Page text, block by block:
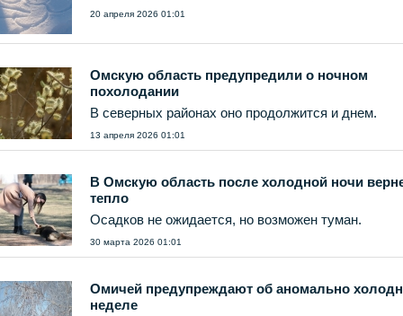
20 апреля 2026 01:01
Омскую область предупредили о ночном
похолодании
В северных районах оно продолжится и днем.
13 апреля 2026 01:01
В Омскую область после холодной ночи
тепло
Осадков не ожидается, но возможен туман.
30 марта 2026 01:01
Омичей предупреждают об аномально
неделе